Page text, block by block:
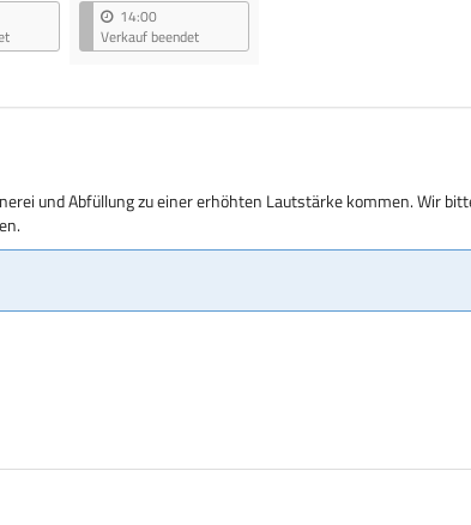
14:00
Verkauf beendet
und Abfüllung zu einer erhöhten Lautstärke kommen. Wir